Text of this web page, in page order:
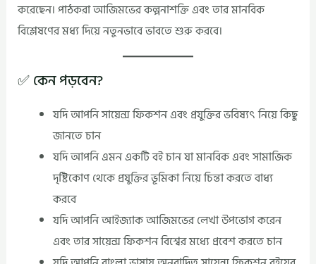
করেছেন। পাঠকরা আজিমভের কল্পনাশক্তি এবং তার মানবিক
বিশ্লেষণের মধ্য দিয়ে নতুনভাবে ভাবতে শুরু করবে।
✅ কেন পড়বেন?
যদি আপনি সায়েন্স ফিকশন এবং প্রযুক্তির ভবিষ্যৎ নিয়ে কিছু
জানতে চান
যদি আপনি এমন একটি বই চান যা মানবিক এবং সামাজিক
দৃষ্টিকোণ থেকে প্রযুক্তির ভূমিকা নিয়ে চিন্তা করতে বাধ্য
করবে
যদি আপনি আইজ্যাক আজিমভের লেখা উপভোগ করেন
এবং তার সায়েন্স ফিকশন বিশ্বের মধ্যে প্রবেশ করতে চান